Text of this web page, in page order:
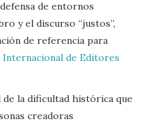
de entornos
y el discurso “justos”,
de referencia para
Internacional de Editores
la dificultad histórica que
creadoras